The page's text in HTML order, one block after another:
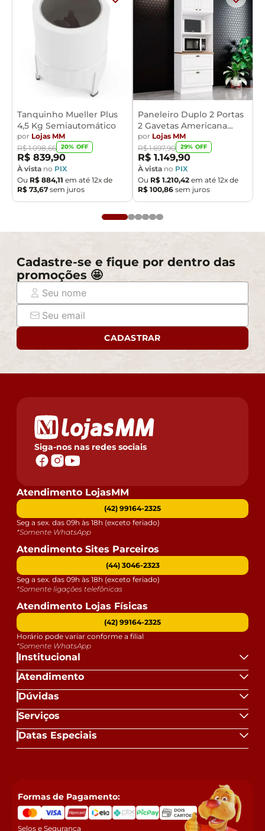
Tanquinho Mueller Plus
4,5 Kg Semiautomático
por Lojas MM
R$ 1.098,66 20% OFF
R$ 839,90
À vista no PIX
Ou R$ 884,11 em até 12x de
R$ 73,67 sem juros
Paneleiro Duplo 2 Portas
2 Gavetas Americana
Henn
por Lojas MM
R$ 1.697,90 29% OFF
R$ 1.149,90
À vista no PIX
Ou R$ 1.210,42 em até 12x de
R$ 100,86 sem juros
Cadastre-se e fique por dentro das
promoções 🤩
CADASTRAR
Siga-nos nas redes sociais
Institucional
Atendimento
Dúvidas
Serviços
Datas Especiais
Atendimento LojasMM
(42) 99164-2325
Seg a sex. das 09h às 18h (exceto feriado)
*Somente WhatsApp
Atendimento Sites Parceiros
(44) 3046-2323
Seg a sex. das 09h às 18h (exceto feriado)
*Somente ligações telefônicas
Atendimento Lojas Físicas
(42) 99164-2325
Horário pode variar conforme a filial
*Somente WhatsApp
Formas de Pagamento:
Selos e Segurança